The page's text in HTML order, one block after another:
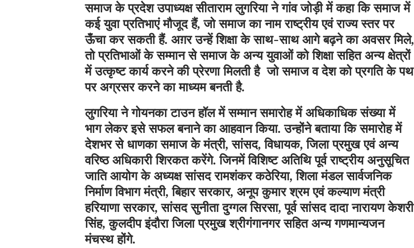
समाज के प्रदेश उपाध्यक्ष सीताराम लुगरिया ने गांव जोड़ी में कहा कि समाज में
कई युवा प्रतिभाएं मौजूद हैं, जो समाज का नाम राष्ट्रीय एवं राज्य स्तर पर
ऊँचा कर सकती हैं. अग़र उन्हें शिक्षा के साथ-साथ आगे बढ़ने का अवसर मिले,
तो प्रतिभाओं के सम्मान से समाज के अन्य युवाओं को शिक्षा सहित अन्य क्षेत्रों
में उत्कृष्ट कार्य करने की प्रेरणा मिलती है जो समाज व देश को प्रगति के पथ
पर अग्रसर करने का माध्यम बनती है.
लुगरिया ने गोयनका टाउन हॉल में सम्मान समारोह में अधिकाधिक संख्या में
भाग लेकर इसे सफल बनाने का आहवान किया. उन्होंने बताया कि समारोह में
देशभर से धाणका समाज के मंत्री, सांसद, विधायक, जिला प्रमुख एवं अन्य
वरिष्ठ अधिकारी शिरकत करेंगे. जिनमें विशिष्ट अतिथि पूर्व राष्ट्रीय अनुसूचित
जाति आयोग के अध्यक्ष सांसद रामशंकर कठेरिया, शिला मंडल सार्वजनिक
निर्माण विभाग मंत्री, बिहार सरकार, अनूप कुमार श्रम एवं कल्याण मंत्री
हरियाणा सरकार, सांसद सुनीता दुग्गल सिरसा, पूर्व सांसद दादा नारायण केशरी
सिंह, कुलदीप इंदौरा जिला प्रमुख श्रीगंगानगर सहित अन्य गणमान्यजन
मंचस्थ होंगे.